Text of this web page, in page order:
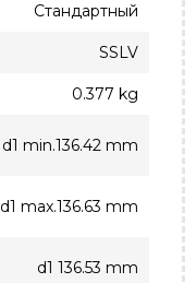
Стандартный
SSLV
0.377 kg
d1 min.136.42 mm
d1 max.136.63 mm
d1 136.53 mm